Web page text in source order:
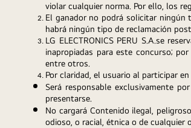
violar cualquier norma. Por ello, los
El ganador no podrá solicitar ningún
habrá ningún tipo de reclamación
LG ELECTRONICS PERU S.A.se
inapropiadas para este concurso;
entre otros.
Por claridad, el usuario al participar
Será responsable exclusivamente
presentarse.
No cargará Contenido ilegal,
odioso, o racial, étnica o de cualquier